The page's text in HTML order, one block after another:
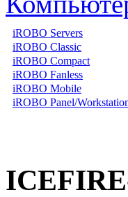
iROBO Servers
iROBO Classic
iROBO Compact
iROBO Fanless
iROBO Mobile
iROBO Panel/